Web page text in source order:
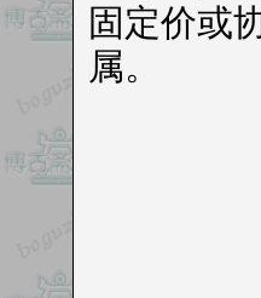
固定价或
属。